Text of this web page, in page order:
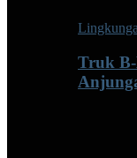
Truk